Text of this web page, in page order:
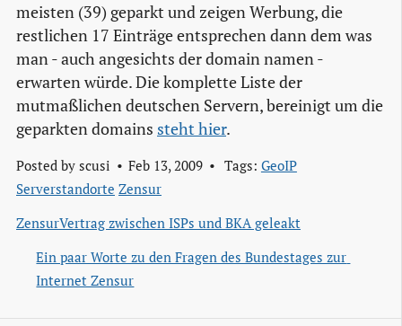
meisten (39) geparkt und zeigen Werbung, die
restlichen 17 Einträge entsprechen dann dem was
man - auch angesichts der domain namen -
erwarten würde. Die komplette Liste der
mutmaßlichen deutschen Servern, bereinigt um die
geparkten domains steht hier.
Posted by scusi Feb 13, 2009 Tags: GeoIP
Serverstandorte Zensur
ZensurVertrag zwischen ISPs und BKA geleakt
Ein paar Worte zu den Fragen des Bundestages zur
Internet Zensur